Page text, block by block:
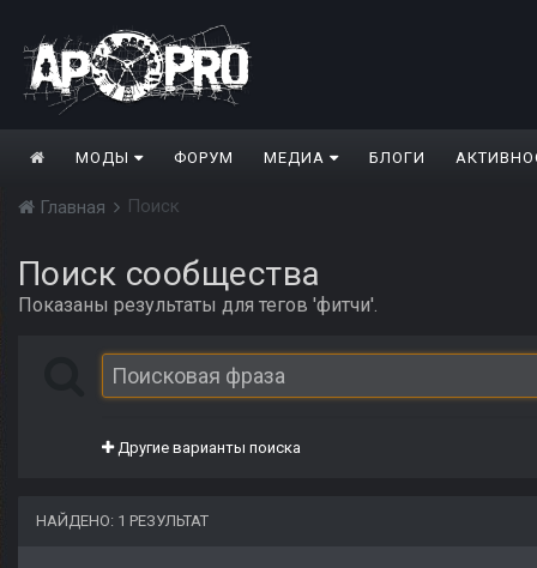
МОДЫ ФОРУМ МЕДИА БЛОГИ
Главная Поиск
Поиск сообщества
Показаны результаты для тегов 'фитчи'.
Другие варианты поиска
НАЙДЕНО: 1 РЕЗУЛЬТАТ